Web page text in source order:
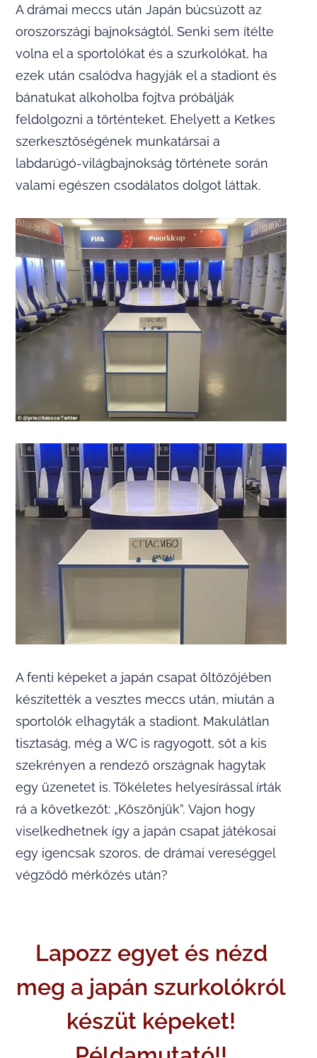
A drámai meccs után Japán búcsúzott az
oroszországi bajnokságtól. Senki sem ítélte
volna el a sportolókat és a szurkolókat, ha
ezek után csalódva hagyják el a stadiont és
bánatukat alkoholba fojtva próbálják
feldolgozni a történteket. Ehelyett a Ketkes
szerkesztőségének munkatársai a
labdarúgó-világbajnokság története során
valami egészen csodálatos dolgot láttak.
A fenti képeket a japán csapat öltözőjében
készítették a vesztes meccs után, miután a
sportolók elhagyták a stadiont. Makulátlan
tisztaság, még a WC is ragyogott, sőt a kis
szekrényen a rendező országnak hagytak
egy üzenetet is. Tökéletes helyesírással írták
rá a következőt: „Köszönjük”. Vajon hogy
viselkedhetnek így a japán csapat játékosai
egy igencsak szoros, de drámai vereséggel
végződő mérkőzés után?
Lapozz egyet és nézd
meg a japán szurkolókról
készüt képeket!